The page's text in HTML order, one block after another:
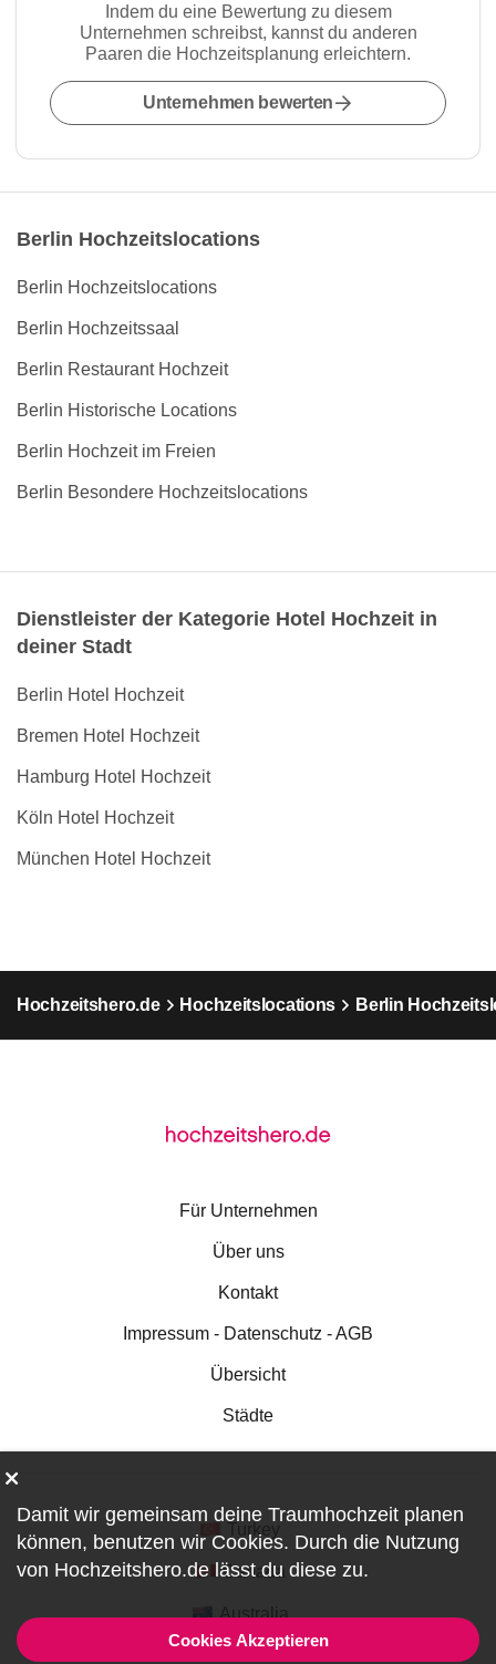
Indem du eine Bewertung zu diesem
Unternehmen schreibst, kannst du anderen
Paaren die Hochzeitsplanung erleichtern.
Unternehmen bewerten
Berlin Hochzeitslocations
Berlin Hochzeitslocations
Berlin Hochzeitssaal
Berlin Restaurant Hochzeit
Berlin Historische Locations
Berlin Hochzeit im Freien
Berlin Besondere Hochzeitslocations
Dienstleister der Kategorie Hotel Hochzeit in
deiner Stadt
Berlin Hotel Hochzeit
Bremen Hotel Hochzeit
Hamburg Hotel Hochzeit
Köln Hotel Hochzeit
München Hotel Hochzeit
Hochzeitshero.de Hochzeitslocations Berlin
Für Unternehmen
Über uns
Kontakt
Impressum - Datenschutz - AGB
Übersicht
Städte
Canada
Australia
Damit wir gemeinsam deine Traumhochzeit planen
können, benutzen wir Cookies. Durch die Nutzung
von Hochzeitshero.de lässt du diese zu.
Cookies Akzeptieren